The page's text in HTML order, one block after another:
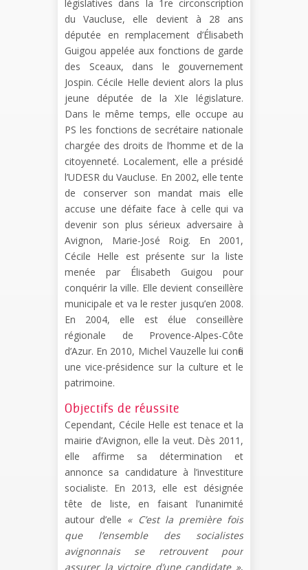
législatives dans la 1re circonscription
du Vaucluse, elle devient à 28 ans
députée en remplacement d’Élisabeth
Guigou appelée aux fonctions de garde
des Sceaux, dans le gouvernement
Jospin. Cécile Helle devient alors la plus
jeune députée de la XIe législature.
Dans le même temps, elle occupe au
PS les fonctions de secrétaire nationale
chargée des droits de l’homme et de la
citoyenneté. Localement, elle a présidé
l’UDESR du Vaucluse. En 2002, elle tente
de conserver son mandat mais elle
accuse une défaite face à celle qui va
devenir son plus sérieux adversaire à
Avignon, Marie-José Roig. En 2001,
Cécile Helle est présente sur la liste
menée par Élisabeth Guigou pour
conquérir la ville. Elle devient conseillère
municipale et va le rester jusqu’en 2008.
En 2004, elle est élue conseillère
régionale de Provence-Alpes-Côte
d’Azur. En 2010, Michel Vauzelle lui confie
une vice-présidence sur la culture et le
patrimoine.
Objectifs de réussite
Cependant, Cécile Helle est tenace et la
mairie d’Avignon, elle la veut. Dès 2011,
elle affirme sa détermination et
annonce sa candidature à l’investiture
socialiste. En 2013, elle est désignée
tête de liste, en faisant l’unanimité
autour d’elle « C’est la première fois
que l’ensemble des socialistes
avignonnais se retrouvent pour
assurer la victoire d’une candidate »,